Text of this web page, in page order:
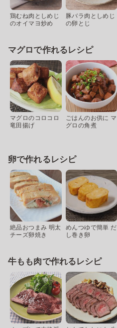
鶏むね肉としめじ
のオイマヨ炒め
豚バラ肉としめじ
の卵とじ
マグロで作れるレシピ
マグロのコロコロ
竜田揚げ
ごはんのお供に マ
グロの角煮
卵で作れるレシピ
絶品おつまみ 明太
チーズ卵焼き
めんつゆで簡単 だ
し巻き卵
牛もも肉で作れるレシピ